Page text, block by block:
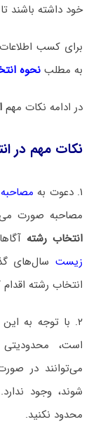
خود داشته باشند
برای کسب
به مطلب نحوه
در ادامه نکات مهم
نکات مهم در
۱. دعوت به
مصاحبه صورت
انتخاب رشته
زیستسال‌های
انتخاب رشته اقدام
۲. با توجه به
است، محدودیتی
می‌توانند در
شوند، وجود
محدود نکنید.